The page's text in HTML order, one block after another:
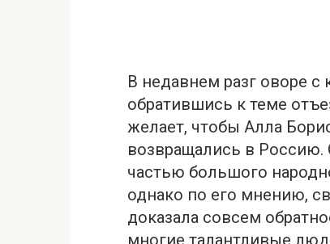
В недавнем разг оворе с
обратившись к теме
желает, чтобы Алла
возвращались в Россию.
частью большого
однако по его мнению,
доказала совсем
многие талантливые